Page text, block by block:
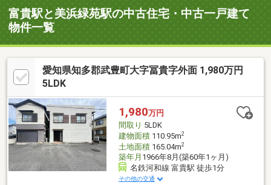
富貴駅と美浜緑苑駅の中古住宅・中古一戸建て
物件一覧
愛知県知多郡武豊町大字冨貴字外面 1,980万円
5LDK
1,980万円
間取り 5LDK
建物面積110.95m2
土地面積165.04m2
築年月 1966年8月(築60年1ヶ月)
名鉄河和線 富貴駅 徒歩1分
その他の交通